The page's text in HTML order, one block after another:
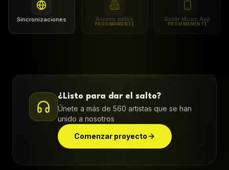
Sincronizaciones Acceso sellos
PRÓXIMAMENTE
Goner Music App
PRÓXIMAMENTE
¿Listo para dar el salto?
Únete a más de 560 artistas que se han
unido a nosotros
Comenzar proyecto